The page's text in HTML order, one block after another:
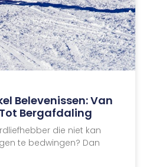
Belevenissen: Van
Bergafdaling
die niet kan
te bedwingen? Dan